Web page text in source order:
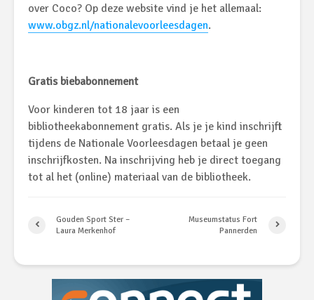
over Coco? Op deze website vind je het allemaal:
www.obgz.nl/nationalevoorleesdagen.
Gratis biebabonnement
Voor kinderen tot 18 jaar is een
bibliotheekabonnement gratis. Als je je kind inschrijft
tijdens de Nationale Voorleesdagen betaal je geen
inschrijfkosten. Na inschrijving heb je direct toegang
tot al het (online) materiaal van de bibliotheek.
Gouden Sport Ster –
Laura Merkenhof
Museumstatus Fort
Pannerden